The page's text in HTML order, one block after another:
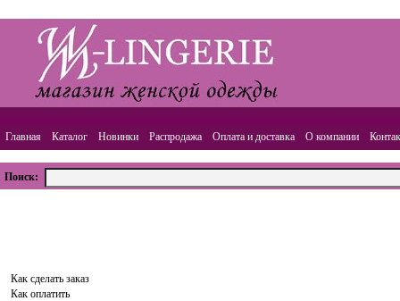
Главная Каталог Новинки Распродажа Оплата и доставка О компании
Поиск:
Как сделать заказ
Как оплатить